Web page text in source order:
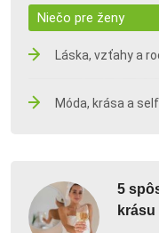
Niečo pre ženy
Láska, vzťahy a
Móda, krása a
5
krásu